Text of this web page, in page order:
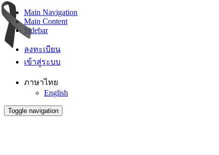
Main Navigation
Main Content
Sidebar
ลงทะเบียน
เข้าสู่ระบบ
ภาษาไทย
English
Toggle navigation